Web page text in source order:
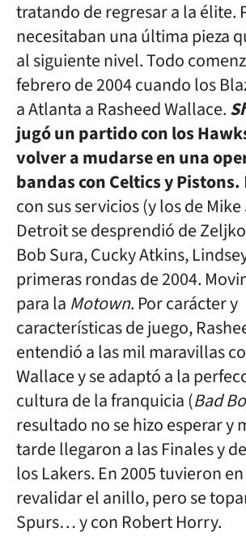
tratando de regresar a la élite.
necesitaban una última pieza
al siguiente nivel. Todo
febrero de 2004 cuando los
a Atlanta a Rasheed Wallace.
jugó un partido con los
volver a mudarse en una
bandas con Celtics y Pistons.
con sus servicios (y los de
Detroit se desprendió de
Bob Sura, Cucky Atkins,
primeras rondas de 2004.
para la Motown. Por carácter y
características de juego,
entendió a las mil maravillas
Wallace y se adaptó a la
cultura de la franquicia (Bad
resultado no se hizo esperar y
tarde llegaron a las Finales y
los Lakers. En 2005 tuvieron
revalidar el anillo, pero se
Spurs… y con Robert Horry.